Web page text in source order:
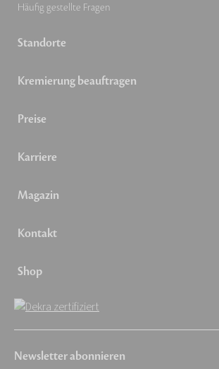
Häufig gestellte Fragen
Standorte
Kremierung beauftragen
Preise
Karriere
Magazin
Kontakt
Shop
Newsletter abonnieren